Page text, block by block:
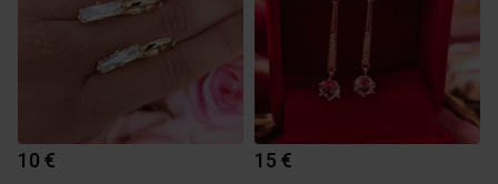
10 € 15 €